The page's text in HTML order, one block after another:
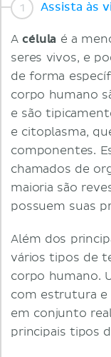
Assista às
Acélula é a
seres vivos, e
de forma
corpo humano
e são
e citoplasma,
componentes.
chamados de
maioria são
possuem suas
Além dos
vários tipos de
corpo humano.
com estrutura e
em conjunto
principais tipos